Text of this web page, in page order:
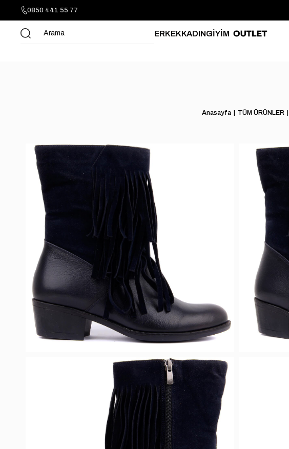
0850 441 55 77
ERKEKKADINGİYİM
Anasayfa TÜM ÜRÜNLER